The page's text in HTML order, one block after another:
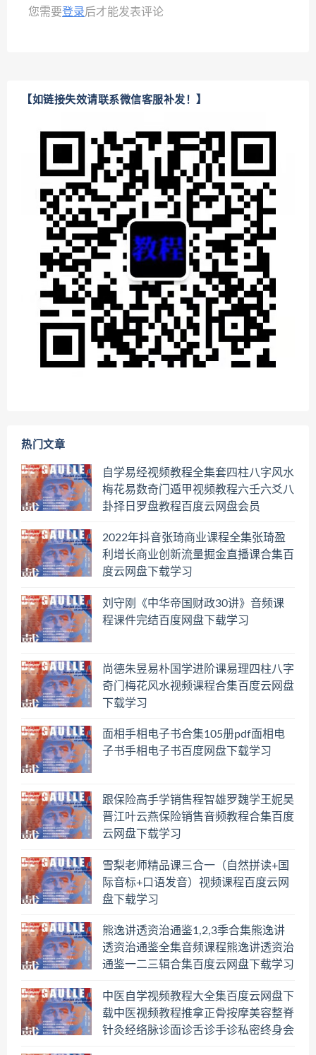
您需要登录后才能发表评论
【如链接失效请联系微信客服补发！】
热门文章
自学易经视频教程全集套四柱八字风水
梅花易数奇门遁甲视频教程六壬六爻八
卦择日罗盘教程百度云网盘会员
2022年抖音张琦商业课程全集张琦盈
利增长商业创新流量掘金直播课合集百
度云网盘下载学习
刘守刚《中华帝国财政30讲》音频课
程课件完结百度网盘下载学习
尚德朱昱易朴国学进阶课易理四柱八字
奇门梅花风水视频课程合集百度云网盘
下载学习
面相手相电子书合集105册pdf面相电
子书手相电子书百度网盘下载学习
跟保险高手学销售程智雄罗魏学王妮吴
晋江叶云燕保险销售音频教程合集百度
云网盘下载学习
雪梨老师精品课三合一（自然拼读+国
际音标+口语发音）视频课程百度云网
盘下载学习
熊逸讲透资治通鉴1,2,3季合集熊逸讲
透资治通鉴全集音频课程熊逸讲透资治
通鉴一二三辑合集百度云网盘下载学习
中医自学视频教程大全集百度云网盘下
载中医视频教程推拿正骨按摩美容整脊
针灸经络脉诊面诊舌诊手诊私密终身会